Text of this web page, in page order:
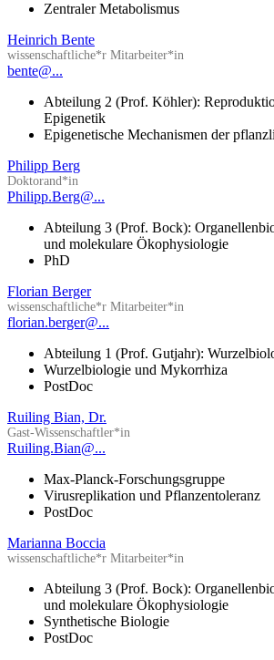
Zentraler Metabolismus
Heinrich Bente
wissenschaftliche*r Mitarbeiter*in
bente@...
Abteilung 2 (Prof. Köhler):
Epigenetik
Epigenetische Mechanismen der
Philipp Berg
Doktorand*in
Philipp.Berg@...
Abteilung 3 (Prof. Bock):
und molekulare Ökophysiologie
PhD
Florian Berger
wissenschaftliche*r Mitarbeiter*in
florian.berger@...
Abteilung 1 (Prof. Gutjahr):
Wurzelbiologie und Mykorrhiza
PostDoc
Ruiling Bian, Dr.
Gast-Wissenschaftler*in
Ruiling.Bian@...
Max-Planck-Forschungsgruppe
Virusreplikation und Pflanzentoleranz
PostDoc
Marianna Boccia
wissenschaftliche*r Mitarbeiter*in
Abteilung 3 (Prof. Bock):
und molekulare Ökophysiologie
Synthetische Biologie
PostDoc